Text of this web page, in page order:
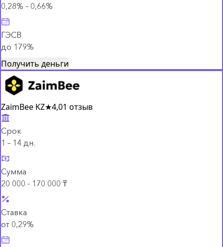
0,28% – 0,66%
ГЭСВ
до 179%
Получить деньги
ZaimBee KZ★4,01 отзыв
Срок
1 – 14 дн.
Сумма
20 000 - 170 000 ₸
Ставка
от 0,29%